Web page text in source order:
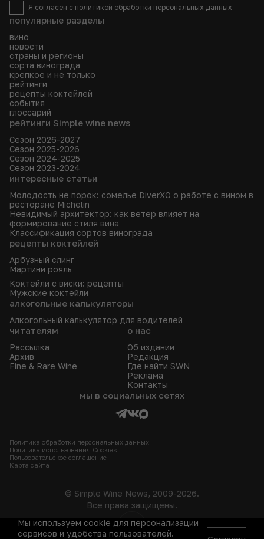
популярные разделы
вино
новости
страны и регионы
сорта винограда
крепкое и не только
рейтинги
рецепты коктейлей
события
глоссарий
рейтинги Simple wine news
Сезон 2026-2027
Сезон 2025-2026
Сезон 2024-2025
Сезон 2023-2024
интересные статьи
Молодость не порок: сомелье DiverXO о работе с вином в
ресторане Michelin
Невидимый архитектор: как ветер влияет на
формирование стиля вина
Классификация сортов винограда
рецепты коктейлей
Арбузный слинг
Мартини рояль
Коктейли с виски: рецепты
Мужские коктейли
алкогольные калькуляторы
Алкогольный калькулятор для водителей
читателям
Рассылка
Архив
Fine & Rare Wine
о нас
Об издании
Редакция
Где найти SWN
Реклама
Контакты
Я согласен с политикой обработки персональных данных
мы в социальных сетях
Политика обработки персональных данных
Политика использования Сookies
Пользовательское соглашение
Карта сайта
18+
© Simple Wine News, 2009-2026.
Все права защищены.
Мы используем cookie для персонализации
сервисов и удобства пользователей.